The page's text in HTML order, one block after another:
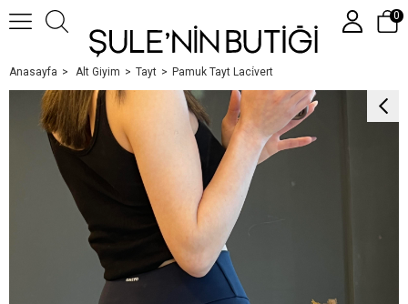
Üye Girişi Google İle Bağlan
0
Anasayfa Alt Giyim Tayt Pamuk Tayt Laci̇vert